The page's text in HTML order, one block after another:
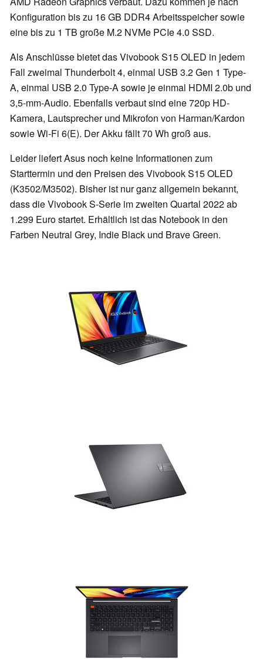
Konfiguration bis zu 16 GB DDR4 Arbeitsspeicher sowie
eine bis zu 1 TB große M.2 NVMe PCIe 4.0 SSD.
Als Anschlüsse bietet das Vivobook S15 OLED in jedem
Fall zweimal Thunderbolt 4, einmal USB 3.2 Gen 1 Type-
A, einmal USB 2.0 Type-A sowie je einmal HDMI 2.0b und
3,5-mm-Audio. Ebenfalls verbaut sind eine 720p HD-
Kamera, Lautsprecher und Mikrofon von Harman/Kardon
sowie Wi-Fi 6(E). Der Akku fällt 70 Wh groß aus.
Leider liefert Asus noch keine Informationen zum
Starttermin und den Preisen des Vivobook S15 OLED
(K3502/M3502). Bisher ist nur ganz allgemein bekannt,
dass die Vivobook S-Serie im zweiten Quartal 2022 ab
1.299 Euro startet. Erhältlich ist das Notebook in den
Farben Neutral Grey, Indie Black und Brave Green.